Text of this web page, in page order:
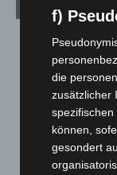
Kategorien
Blaulicht
Corona-News
Hannover und
Langenhagen
Leserbriefe
Menschen
f)
die
zusätzlicher
können,
gesondert